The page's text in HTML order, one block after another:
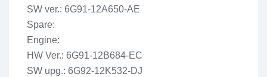
SW ver.: 6G91-12A650-AE
Spare:
Engine:
HW Ver.: 6G91-12B684-EC
SW upg.: 6G92-12K532-DJ